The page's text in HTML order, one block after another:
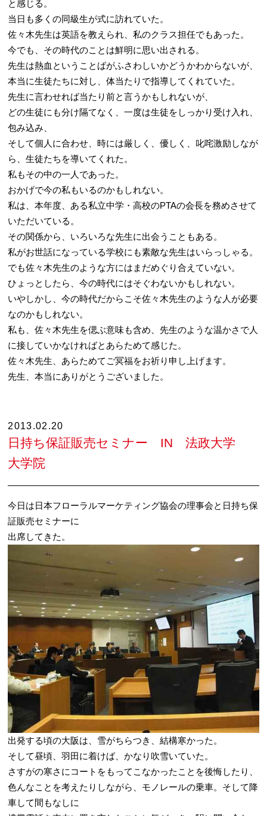
と感じる。
当日も多くの同級生が式に訪れていた。
佐々木先生は英語を教えられ、私のクラス担任でもあった。
今でも、その時代のことは鮮明に思い出される。
先生は熱血ということばがふさわしいかどうかわからないが、
本当に生徒たちに対し、体当たりで指導してくれていた。
先生に言わせれば当たり前と言うかもしれないが、
どの生徒にも分け隔てなく、一度は生徒をしっかり受け入れ、
包み込み、
そして個人に合わせ、時には厳しく、優しく、叱咤激励しなが
ら、生徒たちを導いてくれた。
私もその中の一人であった。
おかげで今の私もいるのかもしれない。
私は、本年度、ある私立中学・高校のPTAの会長を務めさせて
いただいている。
その関係から、いろいろな先生に出会うこともある。
私がお世話になっている学校にも素敵な先生はいらっしゃる。
でも佐々木先生のような方にはまだめぐり合えていない。
ひょっとしたら、今の時代にはそぐわないかもしれない。
いやしかし、今の時代だからこそ佐々木先生のような人が必要
なのかもしれない。
私も、佐々木先生を偲ぶ意味も含め、先生のような温かさで人
に接していかなければとあらためて感じた。
佐々木先生、あらためてご冥福をお祈り申し上げます。
先生、本当にありがとうございました。
2013.02.20
日持ち保証販売セミナー IN 法政大学
大学院
今日は日本フローラルマーケティング協会の理事会と日持ち保
証販売セミナーに
出席してきた。
出発する頃の大阪は、雪がちらつき、結構寒かった。
そして昼頃、羽田に着けば、かなり吹雪いていた。
さすがの寒さにコートをもってこなかったことを後悔したり、
色んなことを考えたりしながら、モノレールの乗車。そして降
車して間もなしに